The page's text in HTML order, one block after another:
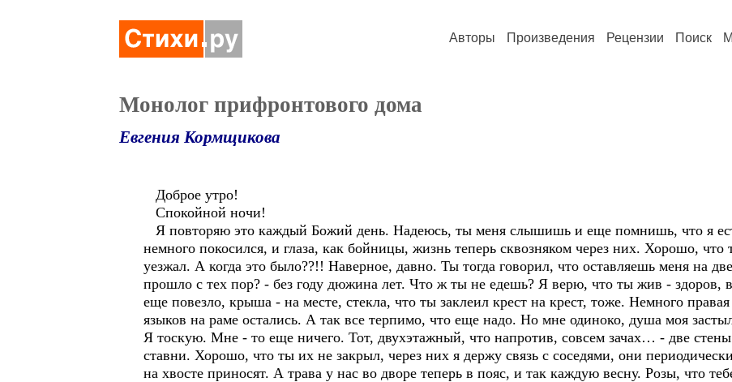
Авторы Произведения Рецензии Поиск
Монолог прифронтового дома
Евгения Кормщикова
Доброе утро!
Спокойной ночи!
Я повторяю это каждый Божий день. Надеюсь, ты меня слышишь и еще помнишь, что я
немного покосился, и глаза, как бойницы, жизнь теперь сквозняком через них. Хорошо, что
уезжал. А когда это было??!! Наверное, давно. Ты тогда говорил, что оставляешь меня на
прошло с тех пор? - без году дюжина лет. Что ж ты не едешь? Я верю, что ты жив -
еще повезло, крыша - на месте, стекла, что ты заклеил крест на крест, тоже. Немного
языков на раме остались. А так все терпимо, что еще надо. Но мне одиноко, душа моя
Я тоскую. Мне - то еще ничего. Тот, двухэтажный, что напротив, совсем зачах… - две
ставни. Хорошо, что ты их не закрыл, через них я держу связь с соседями, они
на хвосте приносят. А трава у нас во дворе теперь в пояс, и так каждую весну. Розы, что